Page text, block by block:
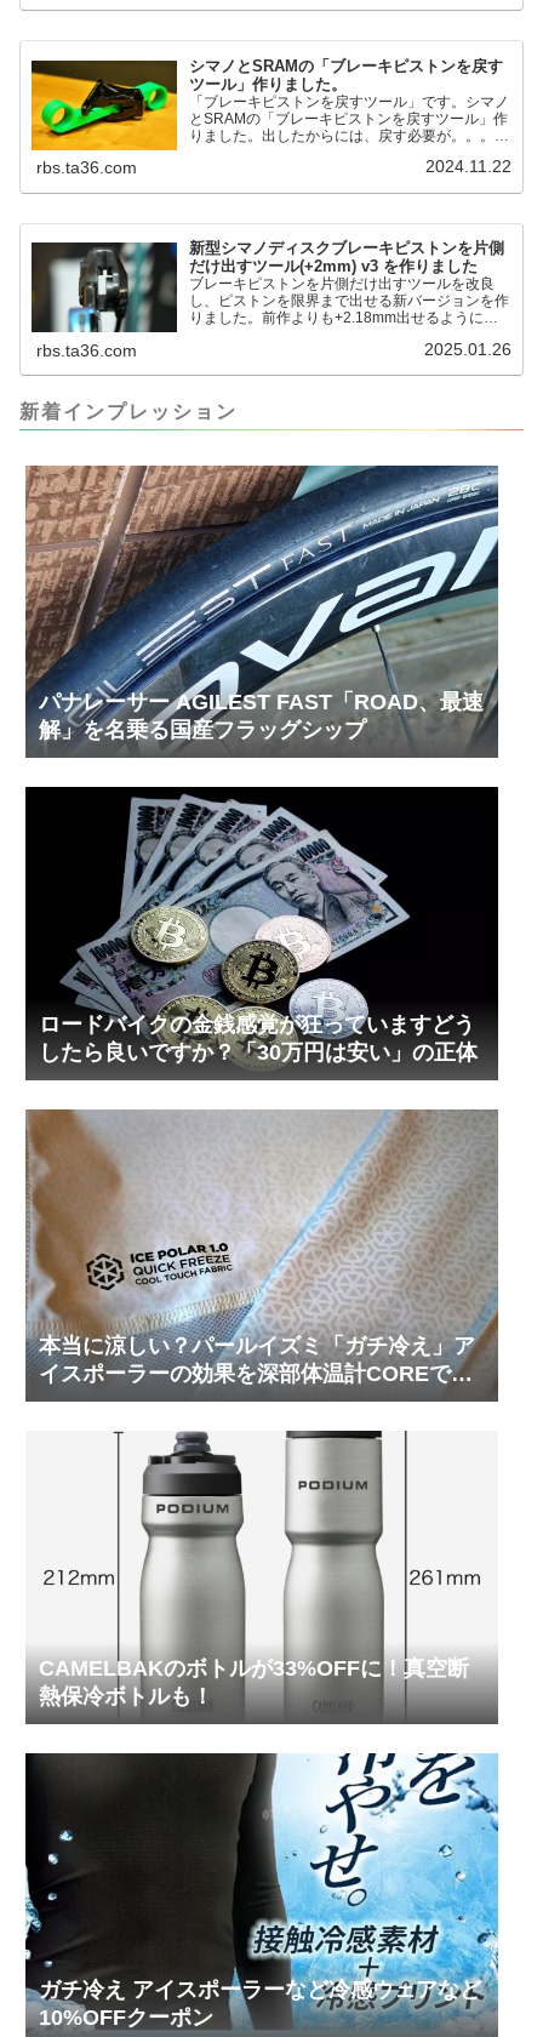
Sokutei)￥1,375Amazon.c...
シマノとSRAMの「ブレーキピストンを戻す
ツール」作りました。
「ブレーキピストンを戻すツール」です。シマノ
とSRAMの「ブレーキピストンを戻すツール」作
りました。出したからには、戻す必要が。。。で
だと。。。▶「ブレーキピストンを戻すツール」
るのかというと、出ているピス...
rbs.ta36.com 2024.11.22
新型シマノディスクブレーキピストンを片側
だけ出すツール(+2mm) v3 を作りました
ブレーキピストンを片側だけ出すツールを改良
し、ピストンを限界まで出せる新バージョンを作
りました。前作よりも+2.18mm出せるようにな
って、オイル漏れするまで試しました。最も安全
ましたが、ギリギリまで攻めてますのでピストン
内部の汚れをさらに掃除できると思います。前作
rbs.ta36.com 2025.01.26
新着インプレッション
パナレーサー AGILEST FAST「ROAD、最速
解」を名乗る国産フラッグシップ
ロードバイクの金銭感覚が狂っていますどう
したら良いですか？「30万円は安い」の正体
本当に涼しい？パールイズミ「ガチ冷え」ア
イスポーラーの効果を深部体温計COREで測
ってみた
CAMELBAKのボトルが33%OFFに！真空断
熱保冷ボトルも！
ガチ冷え アイスポーラーなど冷感ウェアなど
10%OFFクーポン